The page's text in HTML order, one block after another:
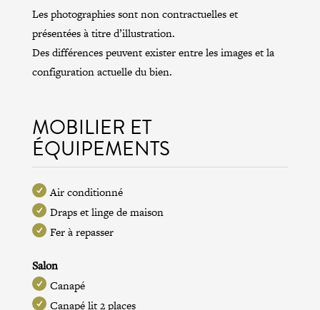
Les photographies sont non contractuelles et
présentées à titre d’illustration.
Des différences peuvent exister entre les images et la
configuration actuelle du bien.
MOBILIER ET
ÉQUIPEMENTS
Air conditionné
Draps et linge de maison
Fer à repasser
Salon
Canapé
Canapé lit 2 places